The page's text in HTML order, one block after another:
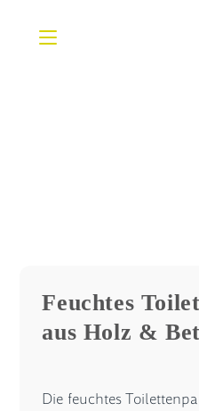
springen
Feuchtes
aus Holz &
Die feuchtes